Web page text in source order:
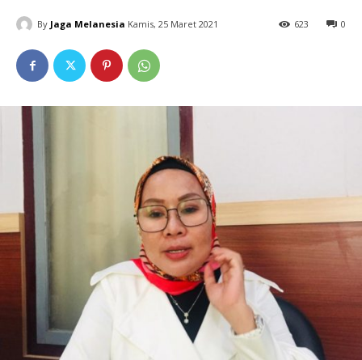
By Jaga Melanesia Kamis, 25 Maret 2021 0
623